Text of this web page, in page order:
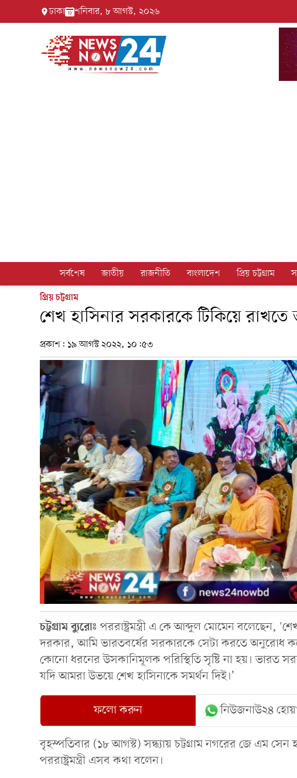
ঢাকা শনিবার, ৮ আগস্ট, ২০২৬
সর্বশেষ জাতীয় রাজনীতি বাংলাদেশ প্রিয় চট্টগ্রাম
প্রিয় চট্টগ্রাম
শেখ হাসিনার সরকারকে টিকিয়ে রাখতে
প্রকাশ: ১৯ আগস্ট ২০২২, ১০:৫৩
চট্টগ্রামব্যুরোঃ পররাষ্ট্রমন্ত্রী এ কে আব্দুল মোমেন বলেছেন,
দরকার, আমি ভারতবর্ষের সরকারকে সেটা করতে অনুরোধ
কোনো ধরনের উসকানিমূলক পরিস্থিতি সৃষ্টি না হয়। ভারত
যদি আমরা উভয়ে শেখ হাসিনাকে সমর্থন দিই।’
ফলো করুন নিউজনাউ২৪
বৃহস্পতিবার (১৮ আগস্ট) সন্ধ্যায় চট্টগ্রাম নগরের জে এম সেন
পররাষ্ট্রমন্ত্রী এসব কথা বলেন।